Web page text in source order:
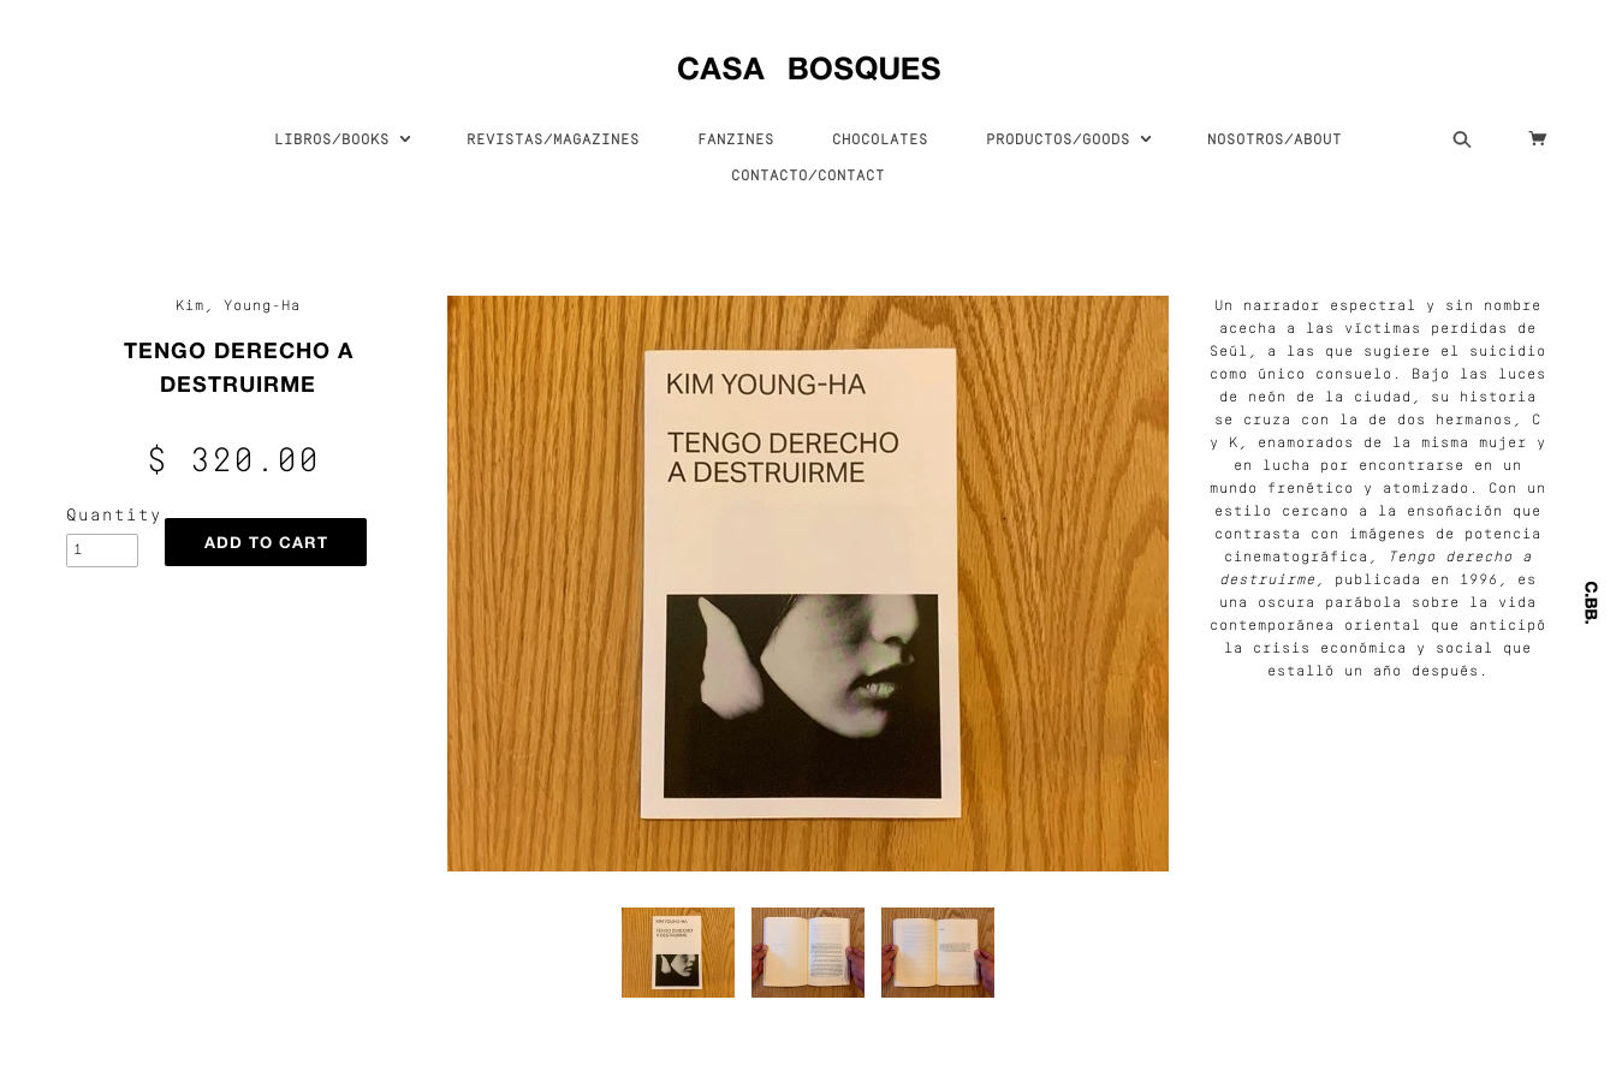
LIBROS/BOOKS REVISTAS/MAGAZINES FANZINES CHOCOLATES PRODUCTOS/GOODS NOSOTROS/ABOUT
CONTACTO/CONTACT
Kim, Young-Ha
TENGO DERECHO A
DESTRUIRME
$ 320.00
Quantity
Un narrador espectral y sin nombre
acecha a las víctimas perdidas de
Seúl, a las que sugiere el suicidio
como único consuelo. Bajo las luces
de neón de la ciudad, su historia
se cruza con la de dos hermanos, C
y K, enamorados de la misma mujer y
en lucha por encontrarse en un
mundo frenético y atomizado. Con un
estilo cercano a la ensoñación que
contrasta con imágenes de potencia
cinematográfica,
Tengo derecho a
destruirme , publicada en 1996, es
una oscura parábola sobre la vida
contemporánea oriental que anticipó
la crisis económica y social que
estalló un año después.